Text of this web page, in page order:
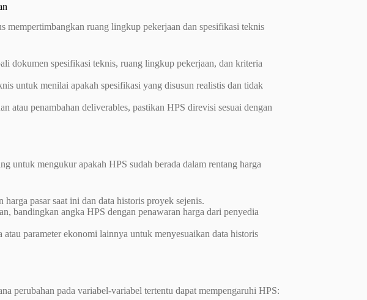
mempertimbangkan ruang lingkup pekerjaan dan spesifikasi teknis
dokumen spesifikasi teknis, ruang lingkup pekerjaan, dan kriteria
untuk menilai apakah spesifikasi yang disusun realistis dan tidak
atau penambahan deliverables, pastikan HPS direvisi sesuai dengan
untuk mengukur apakah HPS sudah berada dalam rentang harga
pasar saat ini dan data historis proyek sejenis.
bandingkan angka HPS dengan penawaran harga dari penyedia
atau parameter ekonomi lainnya untuk menyesuaikan data historis
perubahan pada variabel-variabel tertentu dapat mempengaruhi HPS: